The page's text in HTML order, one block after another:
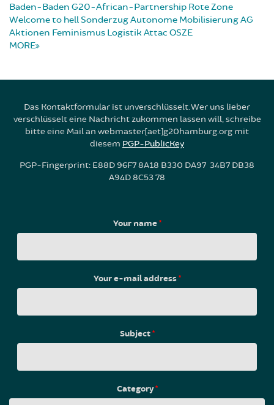
Baden-Baden G20-African-Partnership Rote Zone
Welcome to hellSonderzugAutonome MobilisierungAG
Aktionen Feminismus Logistik Attac OSZE
MORE
Das Kontaktformular ist unverschlüsselt. Wer uns lieber
verschlüsselt eine Nachricht zukommen lassen will, schreibe
bitte eine Mail an webmaster[aet]g20hamburg.org mit
diesem PGP-PublicKey
PGP-Fingerprint: E88D 96F7 8A18 B330 DA97 34B7 DB38
A94D 8C53 78
Your name*
Your e-mail address*
Subject*
Category*